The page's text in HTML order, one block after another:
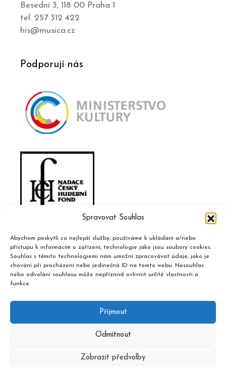
Spravovat Souhlas
Abychom poskytli co nejlepší služby, používáme k ukládání a/nebo
přístupu k informacím o zařízení, technologie jako jsou soubory cookies.
Souhlas s těmito technologiemi nám umožní zpracovávat údaje, jako je
chování při procházení nebo jedinečná ID na tomto webu. Nesouhlas
nebo odvolání souhlasu může nepříznivě ovlivnit určité vlastnosti a
funkce.
Příjmout
Odmítnout
Zobrazit předvolby
Besední 3, 118 00 Praha 1
tel. 257 312 422
his@musica.cz
Podporují nás